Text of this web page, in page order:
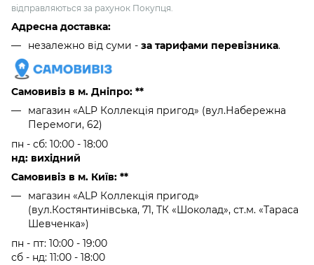
відправляються за рахунок Покупця.
Адресна доставка:
незалежно від суми - за тарифами перевізника.
Самовивіз в м. Дніпро: **
магазин «ALP Коллекція пригод» (вул.Набережна
Перемоги, 62)
пн - сб: 10:00 - 18:00
нд: вихідний
Самовивіз в м. Київ: **
магазин «ALP Коллекція пригод»
(вул.Костянтинівська, 71, ТК «Шоколад», ст.м. «Тараса
Шевченка»)
пн - пт: 10:00 - 19:00
сб - нд: 11:00 - 18:00